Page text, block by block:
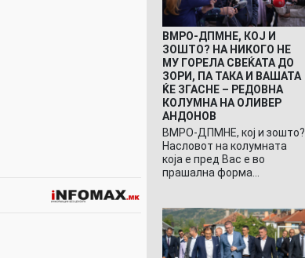
ВМРО-ДПМНЕ, КОЈ И
ЗОШТО? НА НИКОГО НЕ
МУ ГОРЕЛА СВЕЌАТА ДО
ЗОРИ, ПА ТАКА И ВАШАТА
ЌЕ ЗГАСНЕ – РЕДОВНА
КОЛУМНА НА ОЛИВЕР
АНДОНОВ
ВМРО-ДПМНЕ, кој и зошто?
Насловот на колумната
која е пред Вас е во
прашална форма…